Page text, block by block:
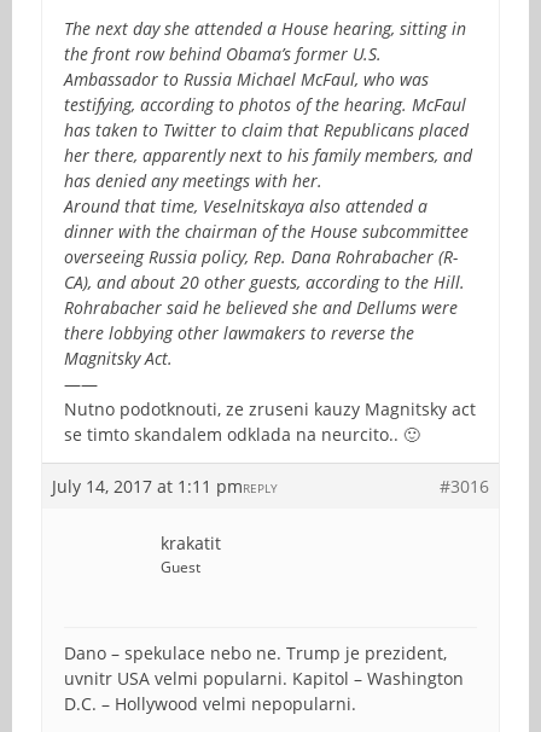
The next day she attended a House hearing, sitting in
the front row behind Obama’s former U.S.
Ambassador to Russia Michael McFaul, who was
testifying, according to photos of the hearing. McFaul
has taken to Twitter to claim that Republicans placed
her there, apparently next to his family members, and
has denied any meetings with her.
Around that time, Veselnitskaya also attended a
dinner with the chairman of the House subcommittee
overseeing Russia policy, Rep. Dana Rohrabacher (R-
CA), and about 20 other guests, according to the Hill.
Rohrabacher said he believed she and Dellums were
there lobbying other lawmakers to reverse the
Magnitsky Act.
——
Nutno podotknouti, ze zruseni kauzy Magnitsky act
se timto skandalem odklada na neurcito.. 🙂
July 14, 2017 at 1:11 pm #3016
REPLY
krakatit
Guest
Dano – spekulace nebo ne. Trump je prezident,
uvnitr USA velmi popularni. Kapitol – Washington
D.C. – Hollywood velmi nepopularni.